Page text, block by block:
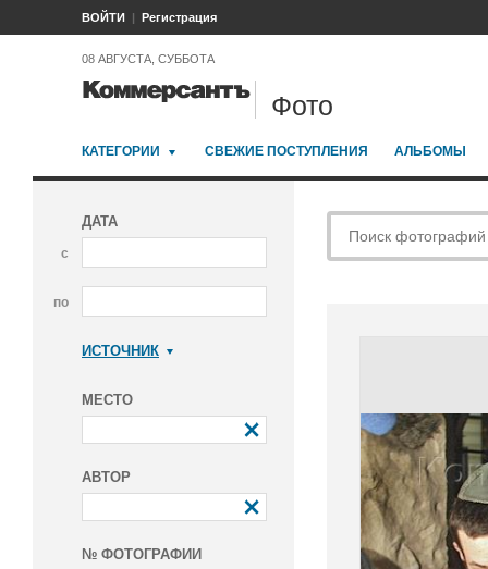
ВОЙТИ Регистрация
08 АВГУСТА, СУББОТА
Фото
КАТЕГОРИИ СВЕЖИЕ ПОСТУПЛЕНИЯ АЛЬБОМЫ
ДАТА
с
по
ИСТОЧНИК
МЕСТО
АВТОР
№ ФОТОГРАФИИ